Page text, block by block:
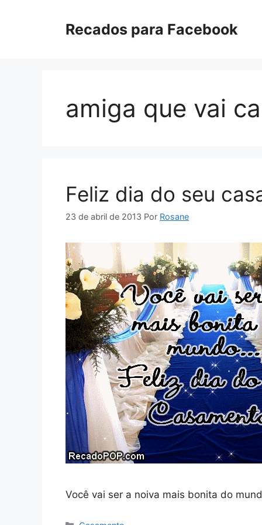
Recados para Facebook
amiga que vai
Feliz dia do seu
23 de abril de 2013 Por Rosane
Você vai ser a noiva mais bonita do